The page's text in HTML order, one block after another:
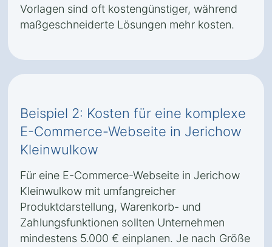
Vorlagen sind oft kostengünstiger, während
maßgeschneiderte Lösungen mehr kosten.
Beispiel 2: Kosten für eine komplexe
E-Commerce-Webseite in Jerichow
Kleinwulkow
Für eine E-Commerce-Webseite in Jerichow
Kleinwulkow mit umfangreicher
Produktdarstellung, Warenkorb- und
Zahlungsfunktionen sollten Unternehmen
mindestens 5.000 € einplanen. Je nach Größe